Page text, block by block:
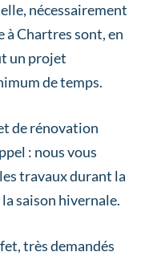
nécessairement
à Chartres sont, en
un projet
de temps.
de rénovation
: nous vous
travaux durant la
saison hivernale.
très demandés